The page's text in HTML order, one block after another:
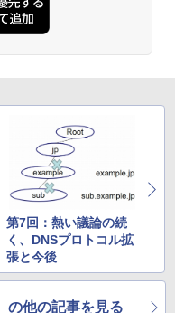
第7回：熱い議論の続
く、DNSプロトコル拡
張と今後
の他の記事を見る